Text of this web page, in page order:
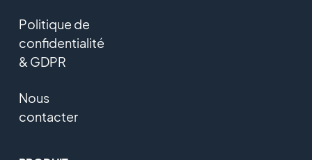
Politique de
confidentialité
& GDPR
Nous
contacter